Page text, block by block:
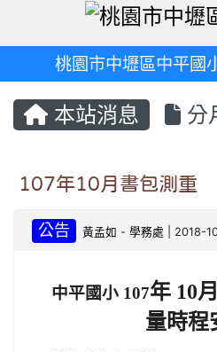
桃園市中壢區中平國
本站消息 分
107年10月書包測重
公告 黃孟如 -學務處 | 2018-
中平國小 107年 10
量時程